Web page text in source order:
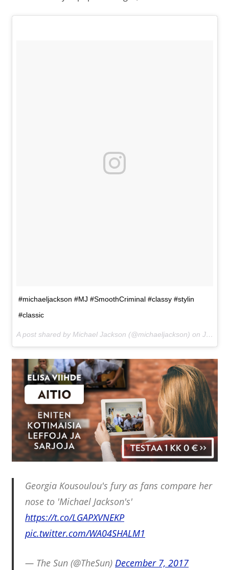
#michaeljackson #MJ #SmoothCriminal #classy #stylin
#classic
A post shared by Michael Jackson (@michaeljackson) on Jun 21, 2017 at 9:23am PDT
Georgia Kousoulou's fury as fans compare her
nose to 'Michael Jackson's'
https://t.co/LGAPXVNEKP
pic.twitter.com/WA04SHALM1
— The Sun (@TheSun) December 7, 2017